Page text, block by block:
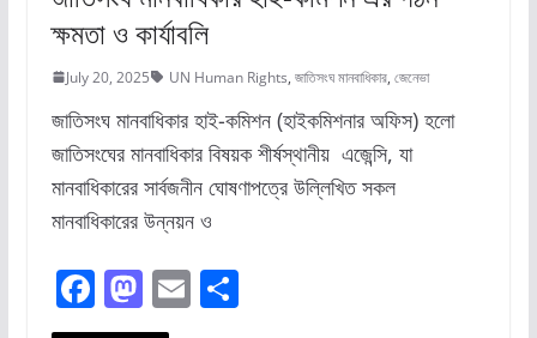
ক্ষমতা ও কার্যাবলি
July 20, 2025 UN Human Rights, জাতিসংঘ মানবাধিকার, জেনেভা
জাতিসংঘ মানবাধিকার হাই-কমিশন (হাইকমিশনার অফিস) হলো
জাতিসংঘের মানবাধিকার বিষয়ক শীর্ষস্থানীয় এজেন্সি, যা
মানবাধিকারের সার্বজনীন ঘোষণাপত্রে উল্লিখিত সকল
মানবাধিকারের উন্নয়ন ও
F
a
M
a
E S